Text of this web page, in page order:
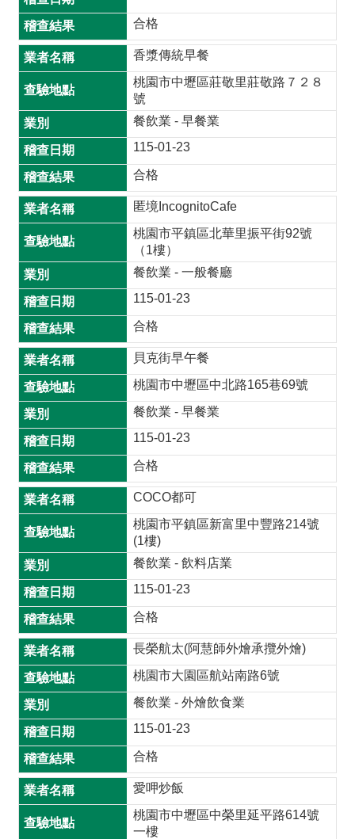
開
放
宣
告
網
站
安
全
政
策
隱
權
政
合格
香漿傳統早餐
桃園市中壢區莊敬里莊敬路７２８
號
餐飲業 - 早餐業
115-01-23
合格
匿境IncognitoCafe
桃園市平鎮區北華里振平街92號
（1樓）
餐飲業 - 一般餐廳
115-01-23
合格
貝克街早午餐
桃園市中壢區中北路165巷69號
餐飲業 - 早餐業
115-01-23
合格
COCO都可
桃園市平鎮區新富里中豐路214號
(1樓)
餐飲業 - 飲料店業
115-01-23
合格
長榮航太(阿慧師外燴承攬外燴)
桃園市大園區航站南路6號
餐飲業 - 外燴飲食業
115-01-23
合格
愛呷炒飯
桃園市中壢區中榮里延平路614號
一樓